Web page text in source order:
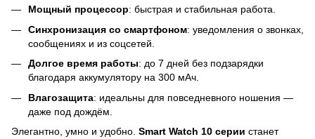
Мощный процессор: быстрая и стабильная работа.
Синхронизация со смартфоном: уведомления о звонках,
сообщениях и из соцсетей.
Долгое время работы: до 7 дней без подзарядки
благодаря аккумулятору на 300 мАч.
Влагозащита: идеальны для повседневного ношения —
даже под дождём.
Элегантно, умно и удобно. Smart Watch 10 серии станет